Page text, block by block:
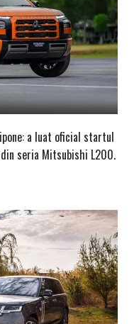
a luat oficial startul
seria Mitsubishi L200.